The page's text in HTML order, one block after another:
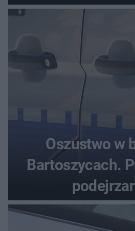
Oszustwo w
Bartoszycach.